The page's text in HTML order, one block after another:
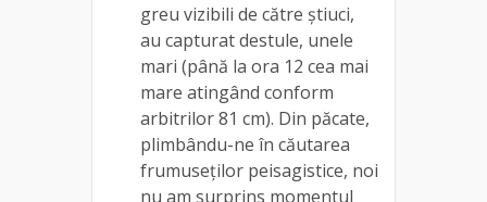
greu vizibili de către știuci,
au capturat destule, unele
mari (până la ora 12 cea mai
mare atingând conform
arbitrilor 81 cm). Din păcate,
plimbându-ne în căutarea
frumuseților peisagistice, noi
nu am surprins momentul